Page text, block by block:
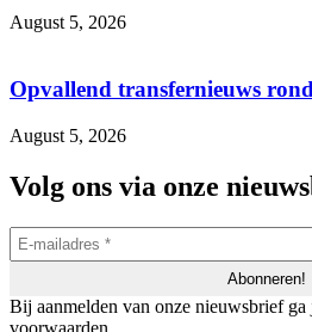
August 5, 2026
Opvallend transfernieuws
August 5, 2026
Volg ons via onze
Bij aanmelden van onze nieuwsbrief
voorwaarden.